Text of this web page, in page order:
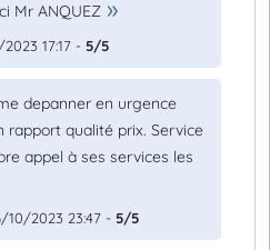
Mr ANQUEZ
17:17 - 5/5
depanner en urgence
rapport qualité prix. Service
appel à ses services les
10/2023 23:47 - 5/5